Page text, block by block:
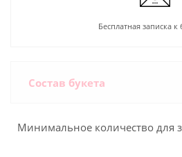
Бесплатная записка к
Состав букета
Минимальное количество для